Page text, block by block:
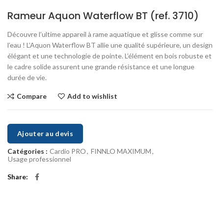
Rameur Aquon Waterflow BT (ref. 3710)
Découvre l’ultime appareil à rame aquatique et glisse comme sur
l’eau ! L’Aquon Waterflow BT allie une qualité supérieure, un design
élégant et une technologie de pointe. L’élément en bois robuste et
le cadre solide assurent une grande résistance et une longue
durée de vie.
Compare Add to wishlist
Ajouter au devis
Catégories : Cardio PRO, FINNLO MAXIMUM,
Usage professionnel
Share